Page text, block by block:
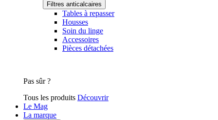
Filtres anticalcaires
Tables à repasser
Housses
Soin du linge
Accessoires
Pièces détachées
Pas sûr ?
Tous les produits Découvrir
Le Mag
La marque